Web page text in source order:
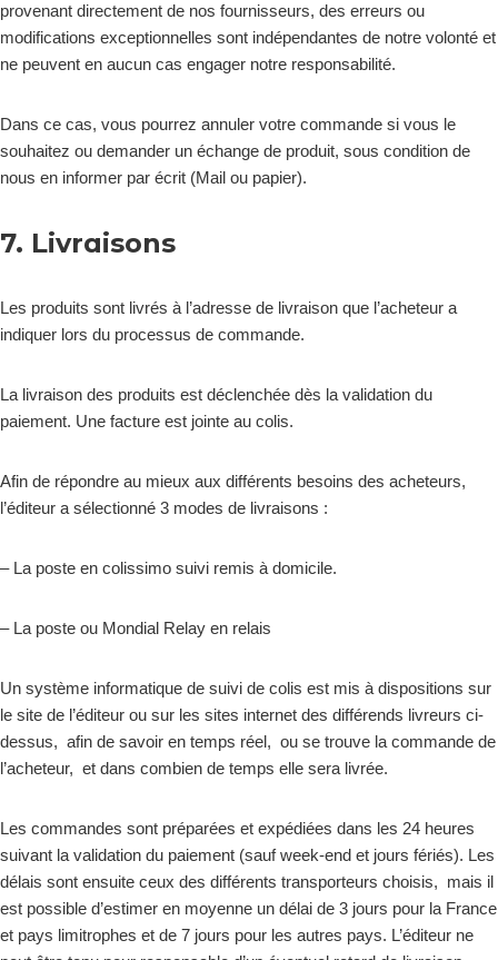
provenant directement de nos fournisseurs, des erreurs ou
modifications exceptionnelles sont indépendantes de notre volonté et
ne peuvent en aucun cas engager notre responsabilité.
Dans ce cas, vous pourrez annuler votre commande si vous le
souhaitez ou demander un échange de produit, sous condition de
nous en informer par écrit (Mail ou papier).
7. Livraisons
Les produits sont livrés à l’adresse de livraison que l’acheteur a
indiquer lors du processus de commande.
La livraison des produits est déclenchée dès la validation du
paiement. Une facture est jointe au colis.
Afin de répondre au mieux aux différents besoins des acheteurs,
l’éditeur a sélectionné 3 modes de livraisons :
– La poste en colissimo suivi remis à domicile.
– La poste ou Mondial Relay en relais
Un système informatique de suivi de colis est mis à dispositions sur
le site de l’éditeur ou sur les sites internet des différends livreurs ci-
dessus, afin de savoir en temps réel, ou se trouve la commande de
l’acheteur, et dans combien de temps elle sera livrée.
Les commandes sont préparées et expédiées dans les 24 heures
suivant la validation du paiement (sauf week-end et jours fériés). Les
délais sont ensuite ceux des différents transporteurs choisis, mais il
est possible d’estimer en moyenne un délai de 3 jours pour la France
et pays limitrophes et de 7 jours pour les autres pays. L’éditeur ne